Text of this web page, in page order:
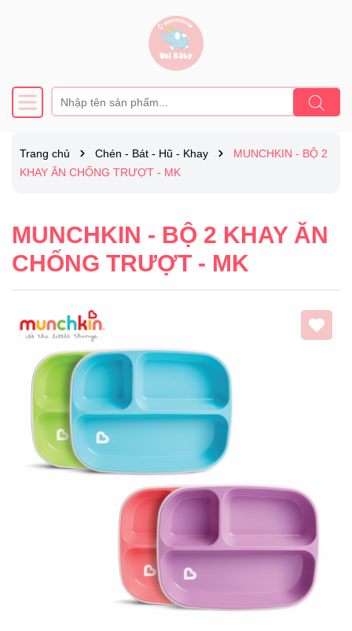
Trang chủ Chén - Bát - Hũ - Khay
MUNCHKIN - BỘ 2
KHAY ĂN CHỐNG TRƯỢT - MK
MUNCHKIN - BỘ 2 KHAY ĂN
CHỐNG TRƯỢT - MK